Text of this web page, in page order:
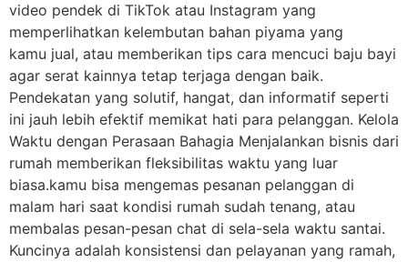
video pendek di TikTok atau Instagram yang
memperlihatkan kelembutan bahan piyama yang
kamu jual, atau memberikan tips cara mencuci baju bayi
agar serat kainnya tetap terjaga dengan baik.
Pendekatan yang solutif, hangat, dan informatif seperti
ini jauh lebih efektif memikat hati para pelanggan. Kelola
Waktu dengan Perasaan Bahagia Menjalankan bisnis dari
rumah memberikan fleksibilitas waktu yang luar
biasa.kamu bisa mengemas pesanan pelanggan di
malam hari saat kondisi rumah sudah tenang, atau
membalas pesan-pesan chat di sela-sela waktu santai.
Kuncinya adalah konsistensi dan pelayanan yang ramah,